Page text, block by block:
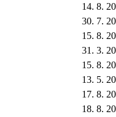
14. 8.
30. 7.
15. 8.
31. 3.
15. 8.
13. 5.
17. 8.
18. 8.